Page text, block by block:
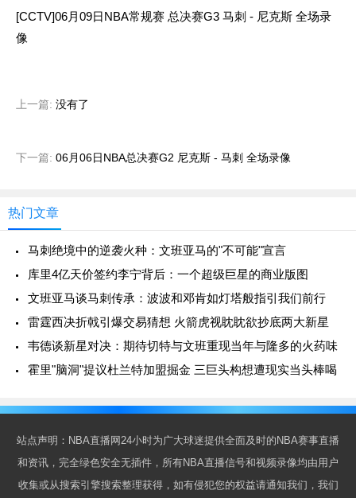
[CCTV]06月09日NBA常规赛 总决赛G3 马刺 - 尼克斯 全场录
像
上一篇: 没有了
下一篇: 06月06日NBA总决赛G2 尼克斯 - 马刺 全场录像
热门文章
马刺绝境中的逆袭火种：文班亚马的"不可能"宣言
库里4亿天价签约李宁背后：一个超级巨星的商业版图
文班亚马谈马刺传承：波波和邓肯如灯塔般指引我们前行
雷霆西决折戟引爆交易猜想 火箭虎视眈眈欲抄底两大新星
韦德谈新星对决：期待切特与文班重现当年与隆多的火药味
霍里"脑洞"提议杜兰特加盟掘金 三巨头构想遭现实当头棒喝
站点声明：NBA直播网24小时为广大球迷提供全面及时的NBA赛事直播
和资讯，完全绿色安全无插件，所有NBA直播信号和视频录像均由用户
收集或从搜索引擎搜索整理获得，如有侵犯您的权益请通知我们，我们